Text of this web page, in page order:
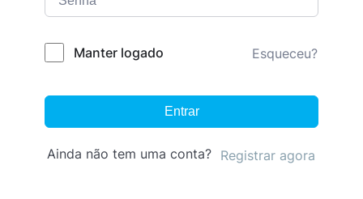
Manter logado Esqueceu?
Entrar
Ainda não tem uma conta? Registrar agora